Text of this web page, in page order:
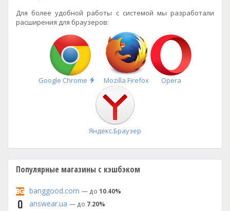
Для более удобной работы с системой мы разработали
расширения для браузеров:
Google Chrome
Быстрая
установка
Mozilla Firefox Opera
Яндекс.Браузер
Популярные магазины с кэшбэком
banggood.com — до 10.40%
answear.ua — до 7.20%